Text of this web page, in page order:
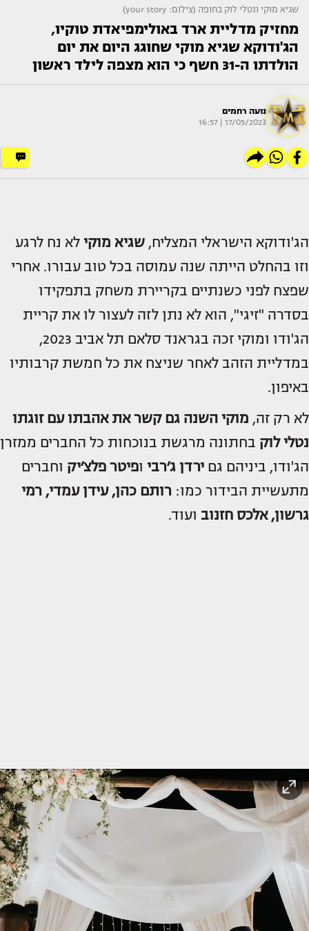
שגיא מוקי ונטלי לוק בחופה (צילום: your story)
מחזיק מדליית ארד באולימפיאדת טוקיו,
הג'ודוקא שגיא מוקי שחוגג היום את יום
הולדתו ה-31 חשף כי הוא מצפה לילד ראשון
נועה רחמים
17/05/2023 | 16:57
הג'ודוקא הישראלי המצליח, שגיא מוקי לא נח לרגע
וזו בהחלט הייתה שנה עמוסה בכל טוב עבורו. אחרי
שפצח לפני כשנתיים בקריירת משחק בתפקידו
בסדרה "זיגי", הוא לא נתן לזה לעצור לו את קריית
הג'ודו ומוקי זכה בגראנד סלאם תל אביב 2023,
במדליית הזהב לאחר שניצח את כל חמשת קרבותיו
באיפון.
לא רק זה, מוקי השנה גם קשר את אהבתו עם זוגתו
נטלי לוק בחתונה מרגשת בנוכחות כל החברים ממזרן
הג'ודו, ביניהם גם ירדן ג׳רבי ופיטר פלצ׳יק וחברים
מתעשיית הבידור כמו: רותם כהן, עידן עמדי, רמי
גרשון, אלכס חזנוב ועוד.